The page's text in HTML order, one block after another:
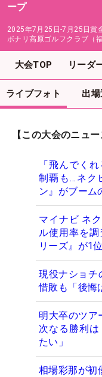
ープ
2025年7月25日-7月25日賞
ボナリ高原ゴルフクラブ（福
大会TOP リーダ
ライブフォト 出
【この大会のニュー
「飛んでく
制覇も…ネク
ン』がブーム
マイナビ ネ
ル使用率を
リーズ』が1位
現役ナショチ
惜敗も「後悔
明大卒のツ
次なる勝利
たい」
相場彩那が初